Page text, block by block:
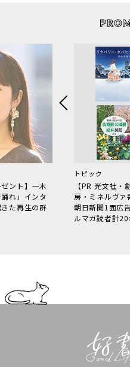
ント】一木
れ」インタ
た再生の群
トピック
【PR 光文社・
房・ミネルヴァ
朝日新聞1面広
ルマガ読者計20